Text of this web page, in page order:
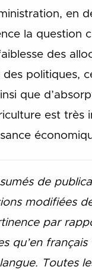
en
la question
des
politiques,
que
est
de
modifiées
par
qu’en
Toutes